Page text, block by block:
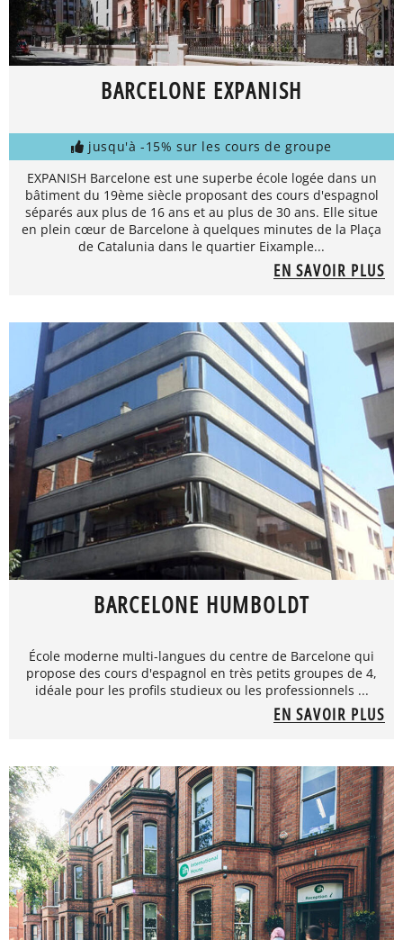
BARCELONE EXPANISH
jusqu'à -15% sur les cours de groupe
EXPANISH Barcelone est une superbe école logée dans un
bâtiment du 19ème siècle proposant des cours d'espagnol
séparés aux plus de 16 ans et au plus de 30 ans. Elle situe
en plein cœur de Barcelone à quelques minutes de la Plaça
de Catalunia dans le quartier Eixample...
EN SAVOIR PLUS
BARCELONE HUMBOLDT
École moderne multi-langues du centre de Barcelone qui
propose des cours d'espagnol en très petits groupes de 4,
idéale pour les profils studieux ou les professionnels ...
EN SAVOIR PLUS